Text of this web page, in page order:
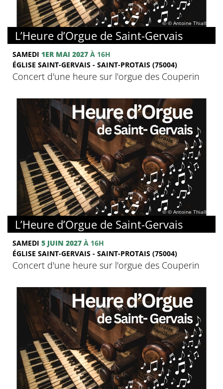
© © Antoine Thiallier
L’Heure d’Orgue de Saint-Gervais
SAMEDI 1ER MAI 2027 À 16H
ÉGLISE SAINT-GERVAIS - SAINT-PROTAIS (75004)
Concert d'une heure sur l'orgue des Couperin
© © Antoine Thiallier
L’Heure d’Orgue de Saint-Gervais
SAMEDI 5 JUIN 2027 À 16H
ÉGLISE SAINT-GERVAIS - SAINT-PROTAIS (75004)
Concert d'une heure sur l'orgue des Couperin